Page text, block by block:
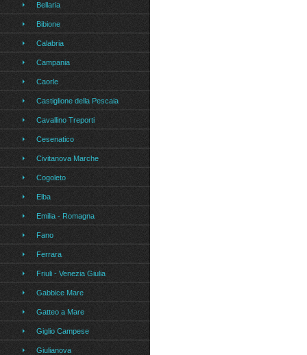
Bellaria
Bibione
Calabria
Campania
Caorle
Castiglione della Pescaia
Cavallino Treporti
Cesenatico
Civitanova Marche
Cogoleto
Elba
Emilia - Romagna
Fano
Ferrara
Friuli - Venezia Giulia
Gabbice Mare
Gatteo a Mare
Giglio Campese
Giulianova